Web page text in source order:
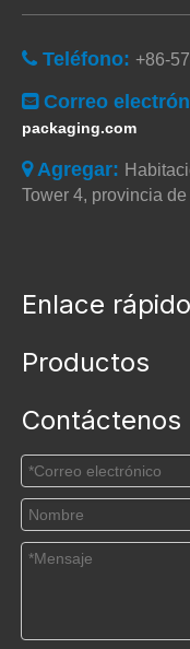
 Teléfono: +86-
Correo
packaging.com
Agregar:
Tower 4, provincia
Enlace rápido
Productos
Contáctenos